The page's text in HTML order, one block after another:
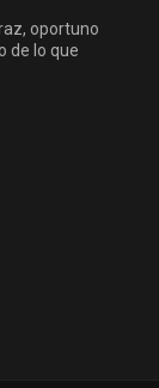
oportuno
de lo que